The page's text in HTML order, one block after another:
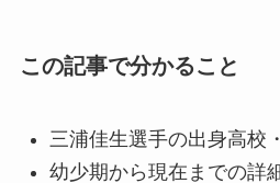
この記事で分かること
三浦佳生選手の出身高校
幼少期から現在までの詳